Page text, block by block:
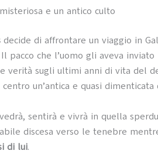
e un antico culto
decide di affrontare un viaggio in
Il pacco che l’uomo gli aveva
verità sugli ultimi anni di vita del
un’antica e quasi dimenticata
sentirà e vivrà in quella
discesa verso le tenebre
di lui.